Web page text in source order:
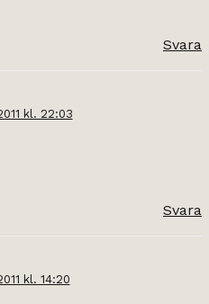
Svara
kl. 22:03
Svara
kl. 14:20